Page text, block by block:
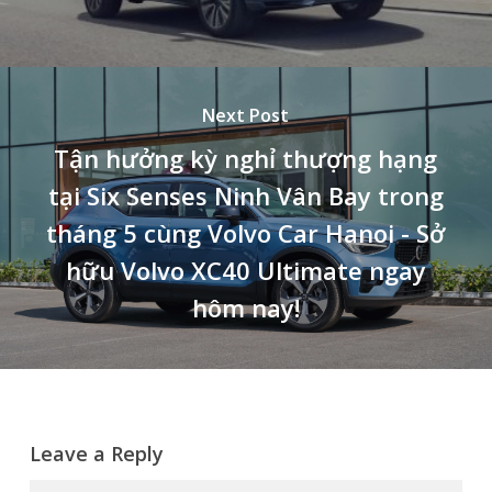
Next Post
Tận hưởng kỳ nghỉ thượng hạng
tại Six Senses Ninh Vân Bay trong
tháng 5 cùng Volvo Car Hanoi - Sở
hữu Volvo XC40 Ultimate ngay
hôm nay!
Leave a Reply